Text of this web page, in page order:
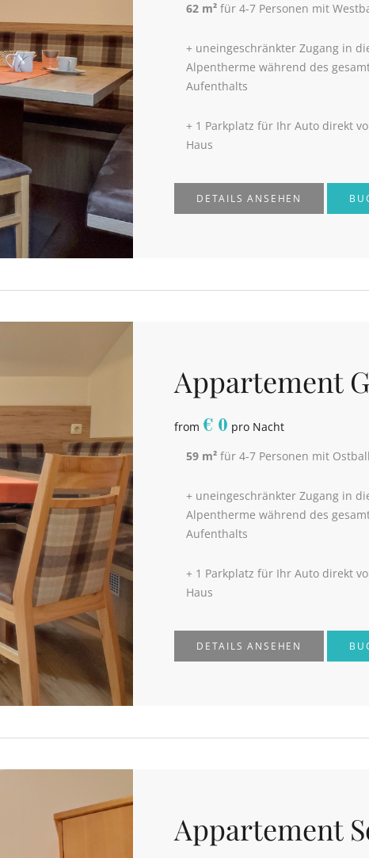
62 m²für 4-7 Personen mit
+ uneingeschränkter Zugang in
Alpentherme während des
Aufenthalts
+ 1 Parkplatz für Ihr Auto direkt
Haus
DETAILS ANSEHEN
from €0 pro Nacht
Appartement
59 m²für 4-7 Personen mit
+ uneingeschränkter Zugang in
Alpentherme während des
Aufenthalts
+ 1 Parkplatz für Ihr Auto direkt
Haus
DETAILS ANSEHEN
Appartement